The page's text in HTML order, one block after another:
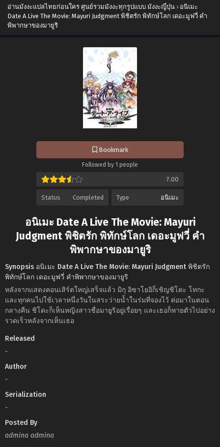
อ่านมังงะแปลไทยก่อนใคร ศูนย์รวมมังงะทุกรูปแบบ มังงะญี่ปุ่น › อนิเมะ
Date A Live The Movie: Mayuri Judgment พิชิตรัก พิทักษ์โลก เดอะมูฟวี่ คำ
พิพากษาของมายูริ
Bookmark
Followed by 1 people
7.00
Status Completed Type อนิเมะ
อนิเมะ Date A Live The Movie: Mayuri
Judgment พิชิตรัก พิทักษ์โลก เดอะมูฟวี่ คำ
พิพากษาของมายูริ
Synopsis อนิเมะ Date A Live The Movie: Mayuri Judgment พิชิตรัก
พิทักษ์โลก เดอะมูฟวี่ คำพิพากษาของมายูริ
หลังจากแสดงคอนเสิร์ตใหญ่เสร็จแล้ว มิกุ อิซาโยอิก็เชิญชิโดะ โทกะ
และทุกคนไปใช้เวลาหนึ่งวันในสระว่ายน้ำในร่มที่จองไว้ ต่อมาในตอน
กลางคืน ชิโดะก็เห็นหญิงสาวชื่อมายูริอยู่เรื่อยๆ และเธอก็หายตัวไปอย่าง
รวดเร็วหลังจากเห็นเธอ
Released
-
Author
-
Serialization
-
Posted By
admina admina